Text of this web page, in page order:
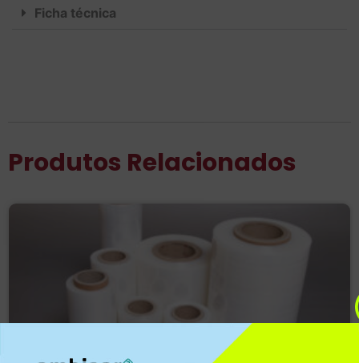
Ficha técnica
Produtos Relacionados